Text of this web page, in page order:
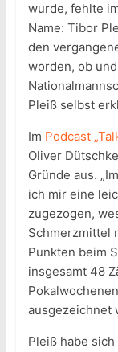
wurde, fehlte
Name: Tibor
den
worden, ob
Pleiß selbst
Im Podcast
Oliver
Gründe aus.
ich mir eine
zugezogen,
Schmerzmittel
Punkten beim
insgesamt 48
ausgezeichnet
Pleiß habe